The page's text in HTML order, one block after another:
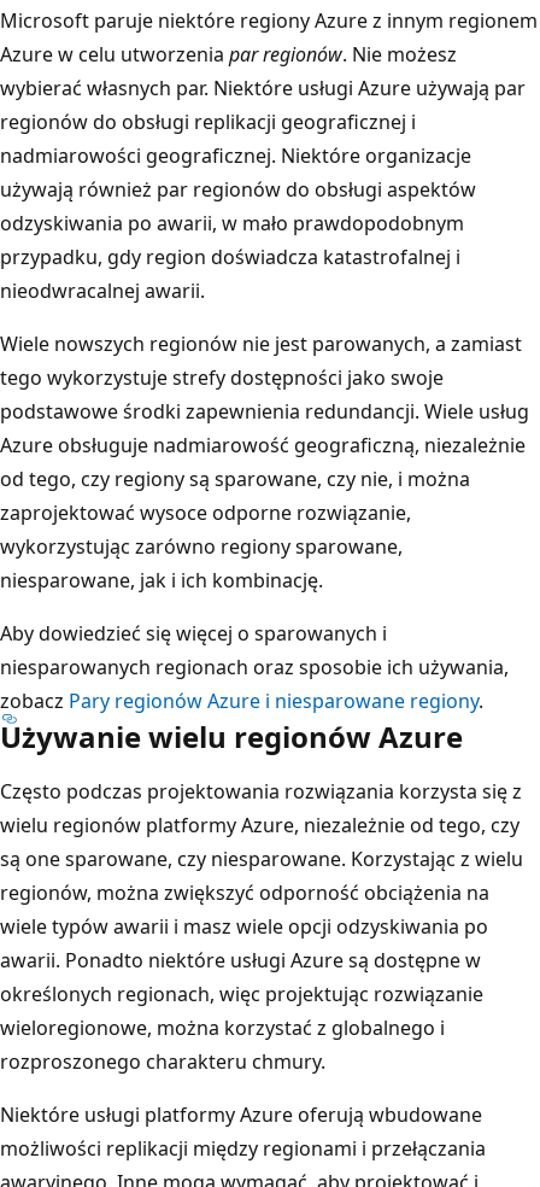
l
e
w
e
j
k
r
a
w
d
z
i
p
r
a
w
e
g
o
r
e
i
o
n
u
.
P
o
w
y
e
j
Microsoft paruje niektóre regiony Azure z innym regionem
Azure w celu utworzenia par regionów. Nie możesz
wybierać własnych par. Niektóre usługi Azure używają par
regionów do obsługi replikacji geograficznej i
nadmiarowości geograficznej. Niektóre organizacje
używają również par regionów do obsługi aspektów
odzyskiwania po awarii, w mało prawdopodobnym
przypadku, gdy region doświadcza katastrofalnej i
nieodwracalnej awarii.
Wiele nowszych regionów nie jest parowanych, a zamiast
tego wykorzystuje strefy dostępności jako swoje
podstawowe środki zapewnienia redundancji. Wiele usług
Azure obsługuje nadmiarowość geograficzną, niezależnie
od tego, czy regiony są sparowane, czy nie, i można
zaprojektować wysoce odporne rozwiązanie,
wykorzystując zarówno regiony sparowane,
niesparowane, jak i ich kombinację.
Aby dowiedzieć się więcej o sparowanych i
niesparowanych regionach oraz sposobie ich używania,
zobacz Pary regionów Azure i niesparowane regiony.
Używanie wielu regionów Azure
Często podczas projektowania rozwiązania korzysta się z
wielu regionów platformy Azure, niezależnie od tego, czy
są one sparowane, czy niesparowane. Korzystając z wielu
regionów, można zwiększyć odporność obciążenia na
wiele typów awarii i masz wiele opcji odzyskiwania po
awarii. Ponadto niektóre usługi Azure są dostępne w
określonych regionach, więc projektując rozwiązanie
wieloregionowe, można korzystać z globalnego i
rozproszonego charakteru chmury.
Niektóre usługi platformy Azure oferują wbudowane
możliwości replikacji między regionami i przełączania